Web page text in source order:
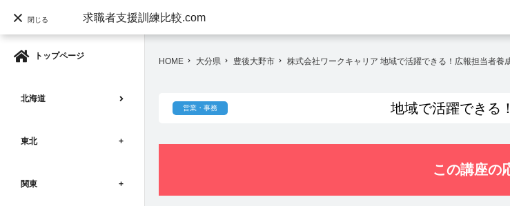
求職者支援訓練比較.com
閉じる
トップページ
北海道
東北
関東
HOME navigate_next 大分県 navigate_next 豊後大野市 navigate_next 株式会社ワークキャリア 地域で活躍できる！広報担当者養
営業・事務 地域で活躍できる
この講座の